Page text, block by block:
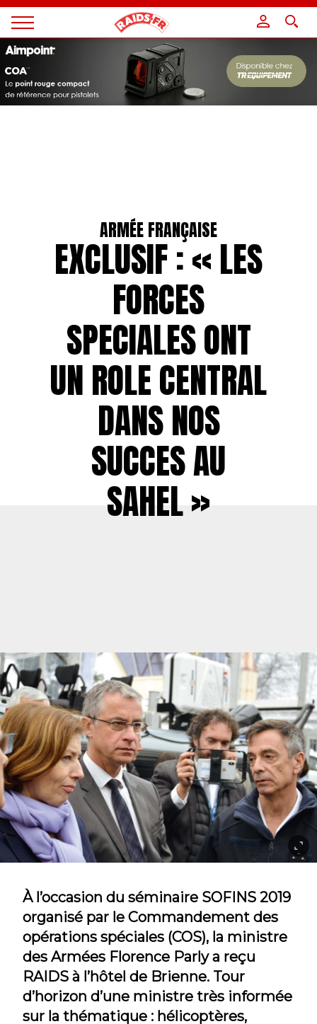
Magazine
Raids
ARMÉE FRANÇAISE
EXCLUSIF : « LES
FORCES
SPECIALES ONT
UN ROLE CENTRAL
DANS NOS
SUCCES AU
SAHEL »
À l’occasion du séminaire SOFINS 2019
organisé par le Commandement des
opérations spéciales (COS), la ministre
des Armées Florence Parly a reçu
RAIDS à l’hôtel de Brienne. Tour
d’horizon d’une ministre très informée
sur la thématique : hélicoptères,
Panneau de gestion des cookies